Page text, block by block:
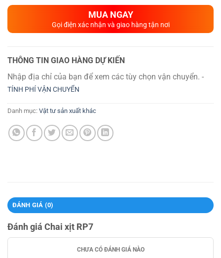
MUA NGAY
Gọi điện xác nhận và giao hàng tận nơi
THÔNG TIN GIAO HÀNG DỰ KIẾN
Nhập địa chỉ của bạn để xem các tùy chọn vận chuyển. -
TÍNH PHÍ VẬN CHUYỂN
Danh mục: Vật tư sản xuất khác
ĐÁNH GIÁ (0)
Đánh giá Chai xịt RP7
CHƯA CÓ ĐÁNH GIÁ NÀO